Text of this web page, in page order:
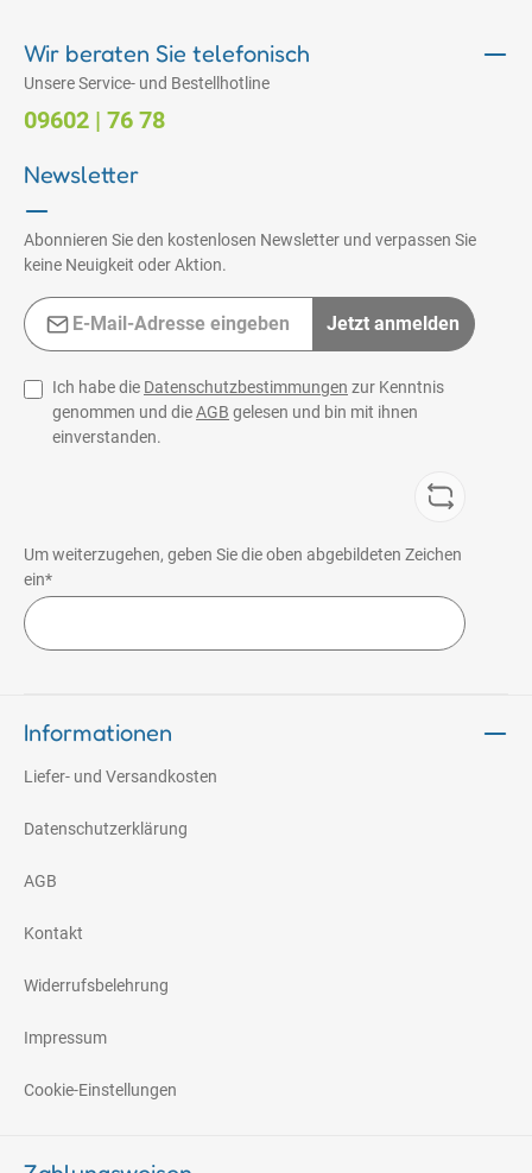
Wir beraten Sie telefonisch
Unsere Service- und Bestellhotline
09602 | 76 78
Newsletter
Abonnieren Sie den kostenlosen Newsletter und verpassen Sie
keine Neuigkeit oder Aktion.
E-Mail-Adresse*
Jetzt anmelden
Ich habe die Datenschutzbestimmungen zur Kenntnis
genommen und dieAGB gelesen und bin mit ihnen
einverstanden.
Um weiterzugehen, geben Sie die oben abgebildeten Zeichen
ein*
Informationen
Liefer- und Versandkosten
Datenschutzerklärung
AGB
Kontakt
Widerrufsbelehrung
Impressum
Cookie-Einstellungen